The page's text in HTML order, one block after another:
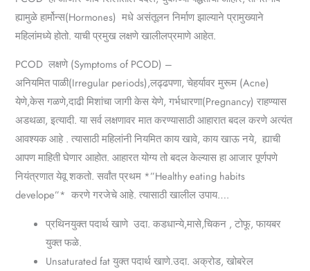
ह्यामुळे हार्मोन्स(Hormones) मधे असंतूलन निर्माण झाल्याने प्रामुख्याने
महिलांमध्ये होतो.याची प्रमुख लक्षणे खालीलप्रमाणे आहेत.
PCOD लक्षणे (Symptoms of PCOD) –
अनियमित पाळी(Irregular periods),लढ्ढपणा, चेहर्यावर मुरूम (Acne)
येणे,केस गळणे,दाढी मिशांचा जागी केस येणे, गर्भधारणा(Pregnancy) राहण्यास
अडथळा, इत्यादी.या सर्व लक्षणावर मात करण्यासाठी आहारात बदल करणे अत्यंत
आवश्यक आहे . त्यासाठी महिलांनी नियमित काय खावे, काय खाऊ नये, ह्याची
आपण माहिती घेणार आहोत. आहारत योग्य तो बदल केल्यास हा आजार पूर्णपणे
नियंत्रणात येवू शकतो.सर्वांत प्रथम *”Healthy eating habits
develope”* करणे गरजेचे आहे. त्यासाठी खालील उपाय….
प्रथिनयुक्त पदार्थ खाणे उदा. कडधान्ये,मासे,चिकन , टोफू, फायबर
युक्त फळे.
Unsaturated fat युक्त पदार्थ खाणे.उदा. अक्रोड, खोबरेल